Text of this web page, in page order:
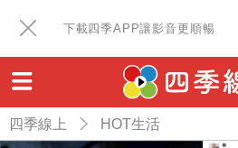
下載四季APP讓影音更順暢
四季線上 HOT生活